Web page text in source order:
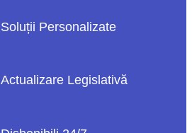
Soluții Personalizate
Actualizare Legislativă